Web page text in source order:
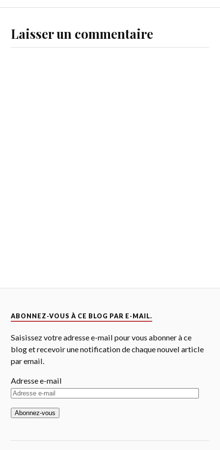
Laisser un commentaire
ABONNEZ-VOUS À CE BLOG PAR E-MAIL.
Saisissez votre adresse e-mail pour vous abonner à ce
blog et recevoir une notification de chaque nouvel article
par email.
Adresse e-mail